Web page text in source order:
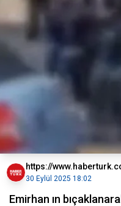
https://
30 Eylül 2025 18:02
Emirhan ın